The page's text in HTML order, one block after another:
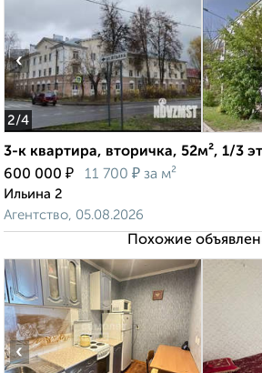
2/4
‹
3-к квартира, вторичка, 52м², 1/3
600 000 ₽ 11 700 ₽ за м²
Ильина 2
Агентство, 05.08.2026
Похожие
‹